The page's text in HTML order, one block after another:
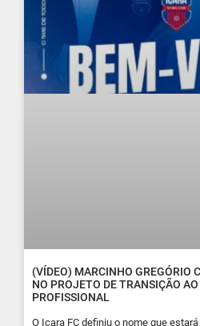
(VÍDEO) MARCINHO GREGÓRIO
NO PROJETO DE TRANSIÇÃO
PROFISSIONAL
O Içara FC definiu o nome que